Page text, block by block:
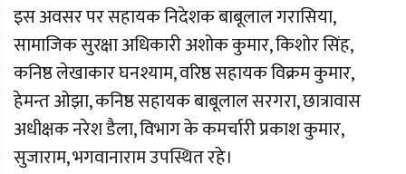
इस अवसर पर सहायक निदेशक बाबूलाल गरासिया,
सामाजिक सुरक्षा अधिकारी अशोक कुमार, किशोर सिंह,
कनिष्ठ लेखाकार घनश्याम, वरिष्ठ सहायक विक्रम कुमार,
हेमन्त ओझा, कनिष्ठ सहायक बाबूलाल सरगरा, छात्रावास
अधीक्षक नरेश डैला, विभाग के कमर्चारी प्रकाश कुमार,
सुजाराम, भगवानाराम उपस्थित रहे।